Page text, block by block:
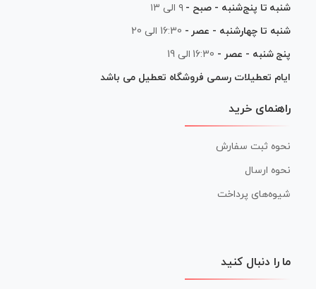
شنبه تا پنج‌شنبه - صبح - ۹ الی ۱۳
شنبه تا چهارشنبه - عصر - 16:30 الی 20
پنج شنبه - عصر - 16:30 الی 19
ایام تعطیلات رسمی فروشگاه تعطیل می باشد
راهنمای خرید
نحوه ثبت سفارش
نحوه ارسال
شیوه‌های پرداخت
ما را دنبال کنید